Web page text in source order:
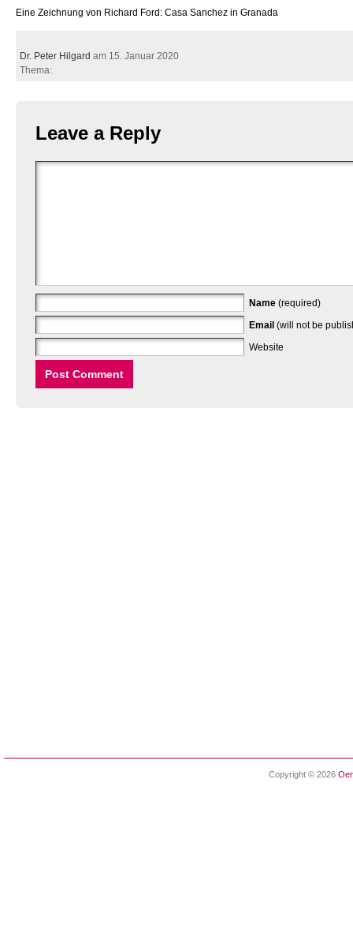
Eine Zeichnung von Richard Ford: Casa Sanchez in Granada
Dr. Peter Hilgard am 15. Januar 2020
Thema:
Leave a Reply
Name (required)
Email (will not be
Website
Copyright © 2026